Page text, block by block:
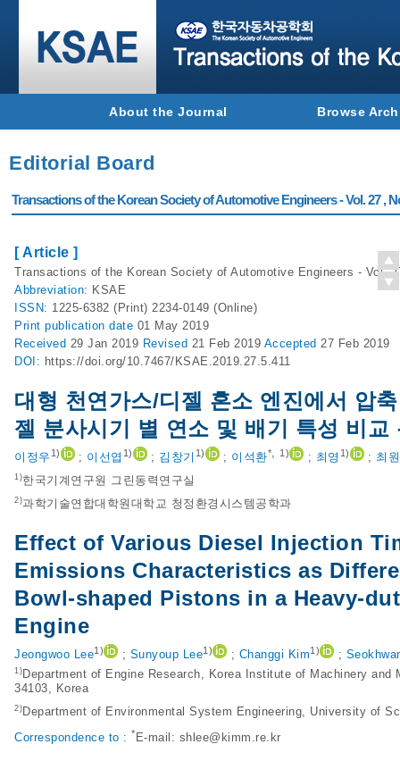
About the Journal Browse
Editorial Board
Transactions of the Korean Society of Automotive Engineers - Vol. 27 ,
[ Article ]
Transactions of the Korean Society of Automotive Engineers - Vol.
Abbreviation: KSAE
ISSN: 1225-6382 (Print) 2234-0149 (Online)
Print publication date 01 May 2019
Received 29 Jan 2019 Revised 21 Feb 2019 Accepted 27 Feb 2019
DOI: https://doi.org/10.7467/KSAE.2019.27.5.411
대형 천연가스/디젤 혼소 엔진에서 압
젤 분사시기 별 연소 및 배기 특성 비교
이정우 1) ; 이선엽 1) ; 김창기 1) ; 이석환*, 1) ; 최영 1) ; 최
1)한국기계연구원 그린동력연구실
2)과학기술연합대학원대학교 청정환경시스템공학과
Effect of Various Diesel Injection
Emissions Characteristics as
Bowl-shaped Pistons in a Heavy-
Engine
Jeongwoo Lee1) ; Sunyoup Lee1) ; Changgi Kim1) ;
1) Department of Engine Research, Korea Institute of Machinery and
34103, Korea
2) Department of Environmental System Engineering, University of
Correspondence to : * E-mail: shlee@kimm.re.kr